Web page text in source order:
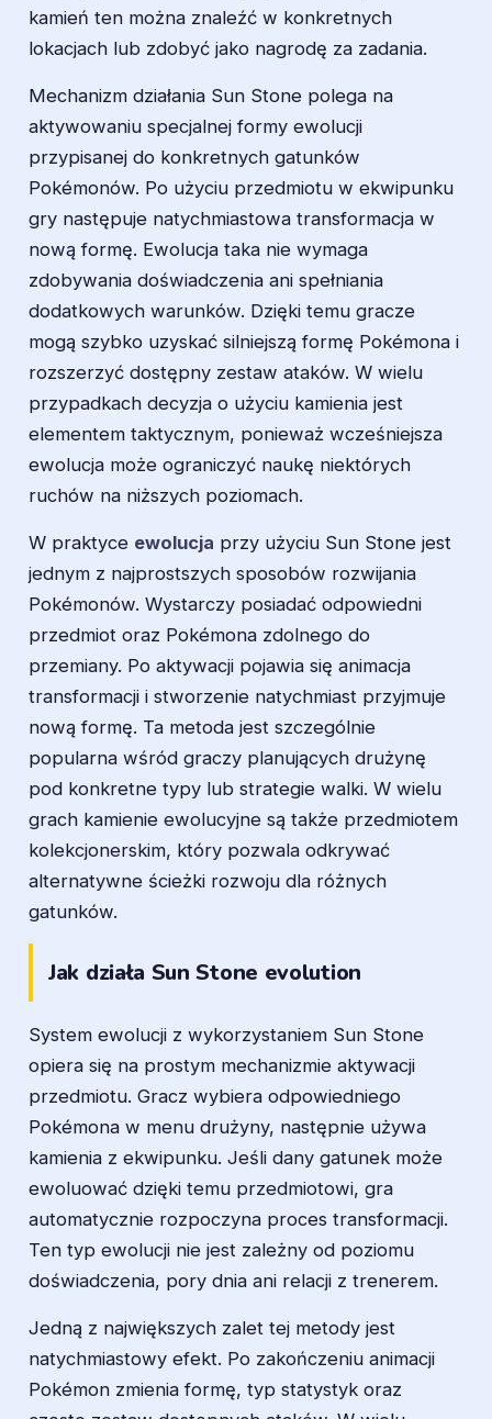
kamień ten można znaleźć w konkretnych
lokacjach lub zdobyć jako nagrodę za zadania.
Mechanizm działania Sun Stone polega na
aktywowaniu specjalnej formy ewolucji
przypisanej do konkretnych gatunków
Pokémonów. Po użyciu przedmiotu w ekwipunku
gry następuje natychmiastowa transformacja w
nową formę. Ewolucja taka nie wymaga
zdobywania doświadczenia ani spełniania
dodatkowych warunków. Dzięki temu gracze
mogą szybko uzyskać silniejszą formę Pokémona i
rozszerzyć dostępny zestaw ataków. W wielu
przypadkach decyzja o użyciu kamienia jest
elementem taktycznym, ponieważ wcześniejsza
ewolucja może ograniczyć naukę niektórych
ruchów na niższych poziomach.
W praktyce ewolucja przy użyciu Sun Stone jest
jednym z najprostszych sposobów rozwijania
Pokémonów. Wystarczy posiadać odpowiedni
przedmiot oraz Pokémona zdolnego do
przemiany. Po aktywacji pojawia się animacja
transformacji i stworzenie natychmiast przyjmuje
nową formę. Ta metoda jest szczególnie
popularna wśród graczy planujących drużynę
pod konkretne typy lub strategie walki. W wielu
grach kamienie ewolucyjne są także przedmiotem
kolekcjonerskim, który pozwala odkrywać
alternatywne ścieżki rozwoju dla różnych
gatunków.
Jak działa Sun Stone evolution
System ewolucji z wykorzystaniem Sun Stone
opiera się na prostym mechanizmie aktywacji
przedmiotu. Gracz wybiera odpowiedniego
Pokémona w menu drużyny, następnie używa
kamienia z ekwipunku. Jeśli dany gatunek może
ewoluować dzięki temu przedmiotowi, gra
automatycznie rozpoczyna proces transformacji.
Ten typ ewolucji nie jest zależny od poziomu
doświadczenia, pory dnia ani relacji z trenerem.
Jedną z największych zalet tej metody jest
natychmiastowy efekt. Po zakończeniu animacji
Pokémon zmienia formę, typ statystyk oraz